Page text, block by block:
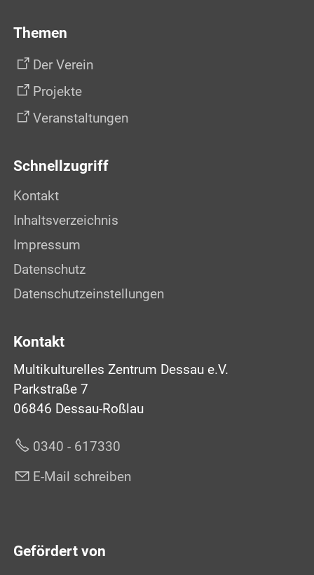
Themen
Der Verein
Projekte
Veranstaltungen
Schnellzugriff
Kontakt
Inhaltsverzeichnis
Impressum
Datenschutz
Datenschutzeinstellungen
Kontakt
Multikulturelles Zentrum Dessau e.V.
Parkstraße 7
06846 Dessau-Roßlau
0340 - 617330
E-Mail schreiben
Gefördert von